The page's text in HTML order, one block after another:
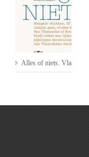
Alles of niets.